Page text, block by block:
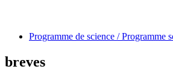
Programme de science / Programme
breves